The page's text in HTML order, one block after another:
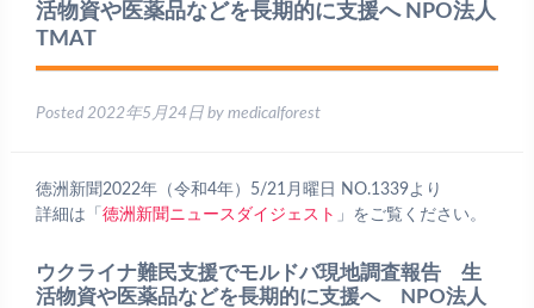
活物資や医薬品などを長期的に支援へ NPO法人
TMAT
Posted 2022年5月24日 by medicalforest
徳洲新聞2022年（令和4年）5/21月曜日 NO.1339より
詳細は「 徳洲新聞ニュースダイジェスト 」をご覧ください。
ウクライナ難民支援でモルドバ現地調査報告 生
活物資や医薬品などを長期的に支援へ NPO法人